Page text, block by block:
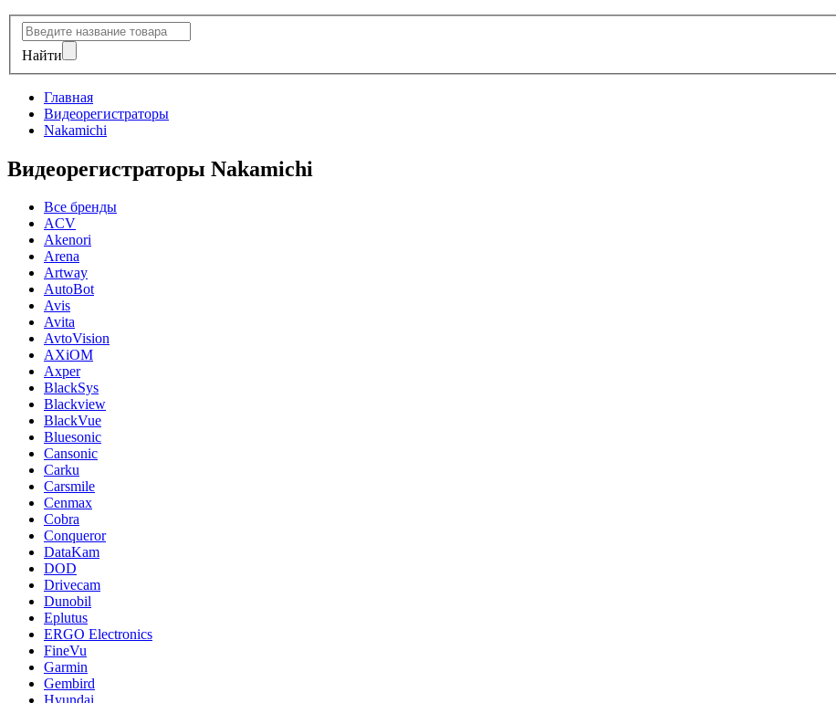
Найти
Главная
Видеорегистраторы
Nakamichi
Видеорегистраторы Nakamichi
Все бренды
ACV
Akenori
Arena
Artway
AutoBot
Avis
Avita
AvtoVision
AXiOM
Axper
BlackSys
Blackview
BlackVue
Bluesonic
Cansonic
Carku
Carsmile
Cenmax
Cobra
Conqueror
DataKam
DOD
Drivecam
Dunobil
Eplutus
ERGO Electronics
FineVu
Garmin
Gembird